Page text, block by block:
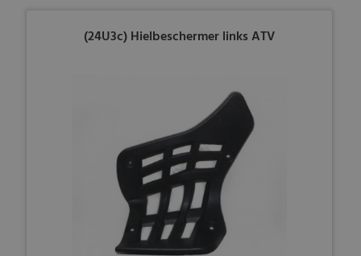
(24U3c) Hielbeschermer links ATV